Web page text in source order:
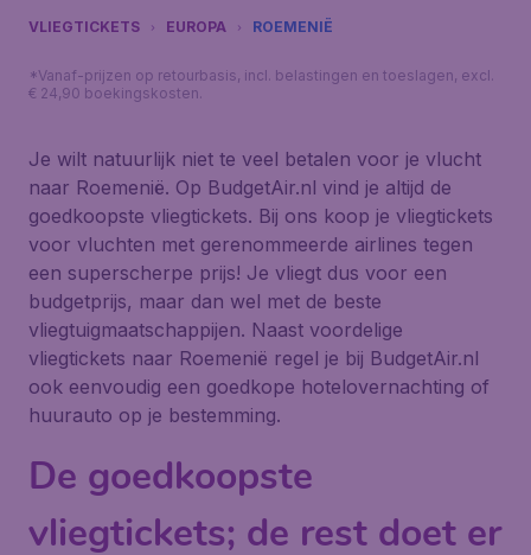
VLIEGTICKETS EUROPA ROEMENIË
*Vanaf-prijzen op retourbasis, incl. belastingen en toeslagen, excl.
€ 24,90 boekingskosten.
Je wilt natuurlijk niet te veel betalen voor je vlucht
naar Roemenië. Op BudgetAir.nl vind je altijd de
goedkoopste vliegtickets. Bij ons koop je vliegtickets
voor vluchten met gerenommeerde airlines tegen
een superscherpe prijs! Je vliegt dus voor een
budgetprijs, maar dan wel met de beste
vliegtuigmaatschappijen. Naast voordelige
vliegtickets naar Roemenië regel je bij BudgetAir.nl
ook eenvoudig een goedkope hotelovernachting of
huurauto op je bestemming.
De goedkoopste
vliegtickets; de rest doet er